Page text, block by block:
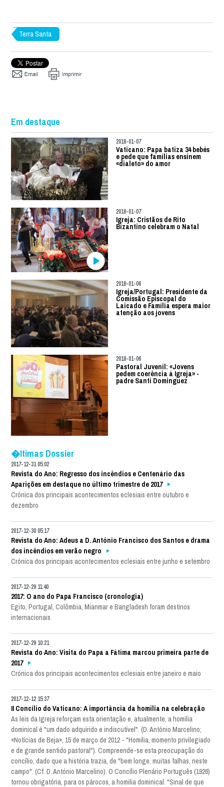
Terra Santa
Em destaque
2018-01-07
Vaticano: Papa batiza 34 bebés
e pede que famílias ensinem
«dialeto» do amor
2018-01-07
Igreja: Cristãos de Rito
Bizantino celebram o Natal
2018-01-06
Igreja/Portugal: Presidente da
Comissão Episcopal do
Laicado e Família espera maior
atenção aos jovens
2018-01-06
Pastoral Juvenil: «Jovens
pedem coerência à Igreja» -
padre Santi Dominguez
�ltimas Dossier
2017-12-31 05:02
Revista do Ano: Regresso dos incêndios e Centenário das
Aparições em destaque no último trimestre de 2017
Crónica dos principais acontecimentos eclesiais entre outubro e
dezembro
2017-12-30 05:17
Revista do Ano: Adeus a D. António Francisco dos Santos e drama
dos incêndios em verão negro
Crónica dos principais acontecimentos eclesiais entre junho e setembro
2017-12-29 11:40
2017: O ano do Papa Francisco (cronologia)
Egito, Portugal, Colômbia, Mianmar e Bangladesh foram destinos
internacionais
2017-12-29 10:21
Revista do Ano: Visita do Papa a Fátima marcou primeira parte de
2017
Crónica dos principais acontecimentos eclesiais entre janeiro e maio
2017-12-12 15:37
II Concílio do Vaticano: A importância da homilia na celebração
As leis da Igreja reforçam esta orientação e, atualmente, a homilia
dominical é "um dado adquirido e indiscutível". (D. António Marcelino;
«Notícias de Beja», 15 de março de 2012 - "Homilia, momento privilegiado
e de grande sentido pastoral"). Compreende-se esta preocupação do
concílio, dado que a história trazia, de "bem longe, muitas falhas, neste
campo". (Cf. D. António Marcelino). O Concílio Plenário Português (1926)
tornou obrigatória, para os párocos, a homilia dominical. "Sinal de que